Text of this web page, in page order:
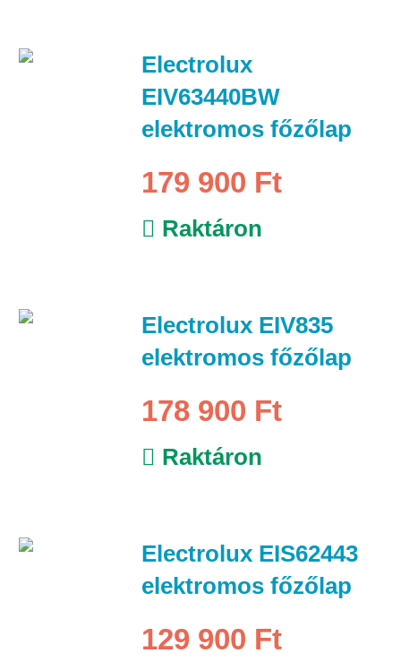
Electrolux
EIV63440BW
elektromos főzőlap
179 900 Ft
Raktáron
Electrolux EIV835
elektromos főzőlap
178 900 Ft
Raktáron
Electrolux EIS62443
elektromos főzőlap
129 900 Ft